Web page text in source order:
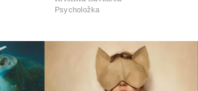
Psycholožka